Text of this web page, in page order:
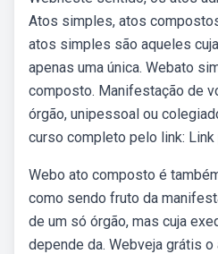
Atos simples, atos
atos simples são aqueles
apenas uma única. Webato
composto. Manifestação de
órgão, unipessoal ou
curso completo pelo link: Link
Webo ato composto é
como sendo fruto da
de um só órgão, mas cuja
depende da. Webveja grátis